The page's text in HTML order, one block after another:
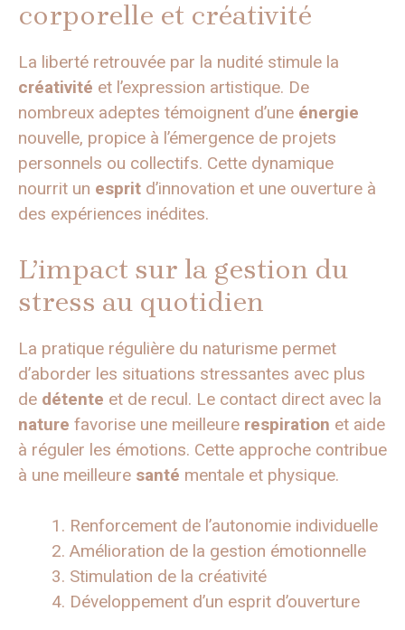
corporelle et créativité
La liberté retrouvée par la nudité stimule la
créativité et l’expression artistique. De
nombreux adeptes témoignent d’une énergie
nouvelle, propice à l’émergence de projets
personnels ou collectifs. Cette dynamique
nourrit un esprit d’innovation et une ouverture à
des expériences inédites.
L’impact sur la gestion du
stress au quotidien
La pratique régulière du naturisme permet
d’aborder les situations stressantes avec plus
de détente et de recul. Le contact direct avec la
nature favorise une meilleure respiration et aide
à réguler les émotions. Cette approche contribue
à une meilleure santé mentale et physique.
Renforcement de l’autonomie individuelle
Amélioration de la gestion émotionnelle
Stimulation de la créativité
Développement d’un esprit d’ouverture